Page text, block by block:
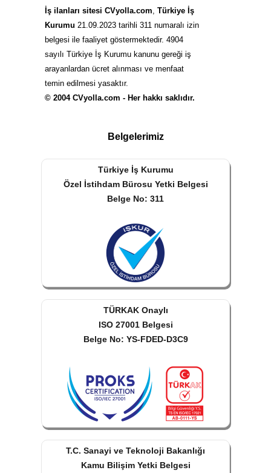
İş ilanları sitesi CVyolla.com, Türkiye İş
Kurumu 21.09.2023 tarihli 311 numaralı izin
belgesi ile faaliyet göstermektedir. 4904
sayılı Türkiye İş Kurumu kanunu gereği iş
arayanlardan ücret alınması ve menfaat
temin edilmesi yasaktır.
© 2004 CVyolla.com - Her hakkı saklıdır.
Belgelerimiz
Türkiye İş Kurumu
Özel İstihdam Bürosu Yetki Belgesi
Belge No: 311
TÜRKAK Onaylı
ISO 27001 Belgesi
Belge No: YS-FDED-D3C9
T.C. Sanayi ve Teknoloji Bakanlığı
Kamu Bilişim Yetki Belgesi